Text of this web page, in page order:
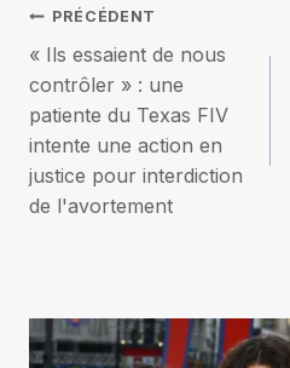
Navigation
de
l’article
PRÉCÉDENT
« Ils essaient de nous
contrôler » : une
patiente du Texas FIV
intente une action en
justice pour interdiction
de l'avortement